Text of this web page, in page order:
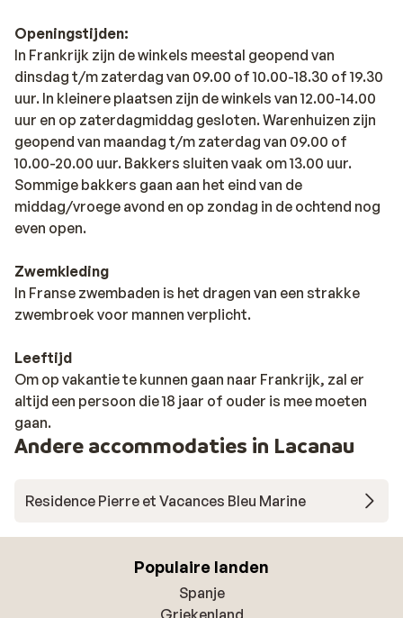
Openingstijden:
In Frankrijk zijn de winkels meestal geopend van
dinsdag t/m zaterdag van 09.00 of 10.00-18.30 of 19.30
uur. In kleinere plaatsen zijn de winkels van 12.00-14.00
uur en op zaterdagmiddag gesloten. Warenhuizen zijn
geopend van maandag t/m zaterdag van 09.00 of
10.00-20.00 uur. Bakkers sluiten vaak om 13.00 uur.
Sommige bakkers gaan aan het eind van de
middag/vroege avond en op zondag in de ochtend nog
even open.
Zwemkleding
In Franse zwembaden is het dragen van een strakke
zwembroek voor mannen verplicht.
Leeftijd
Om op vakantie te kunnen gaan naar Frankrijk, zal er
altijd een persoon die 18 jaar of ouder is mee moeten
gaan.
Andere accommodaties in Lacanau
Residence Pierre et Vacances Bleu Marine
Populaire landen
Spanje
Griekenland